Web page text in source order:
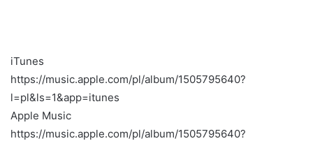
iTunes
https://music.apple.com/pl/album/1505795640?
l=pl&ls=1&app=itunes
Apple Music
https://music.apple.com/pl/album/1505795640?